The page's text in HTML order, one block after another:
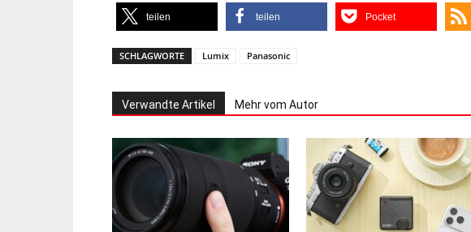
teilen teilen Pocket
SCHLAGWORTE Lumix Panasonic
Verwandte Artikel Mehr vom Autor